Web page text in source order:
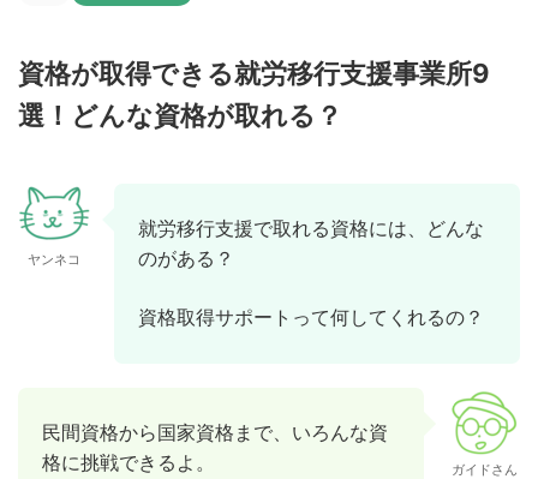
資格が取得できる就労移行支援事業所9
選！どんな資格が取れる？
ヤンネコ
就労移行支援で取れる資格には、どんな
のがある？
資格取得サポートって何してくれるの？
民間資格から国家資格まで、いろんな資
格に挑戦できるよ。
ガイドさん